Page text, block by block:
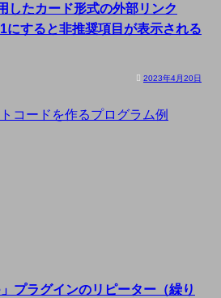
たカード形式の外部リンク
にすると非推奨項目が表示される
2023年4月20日
プラグインのリピーター（繰り